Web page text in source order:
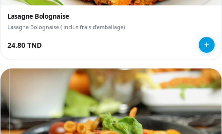
Lasagne Bolognaise
Lasagne Bolognaise ( inclus frais d'emballage)
24.80 TND